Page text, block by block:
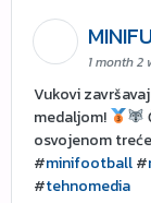
1 month 2
Vukovi
medaljom!
osvojenom
#minifootball#
#tehnomedia